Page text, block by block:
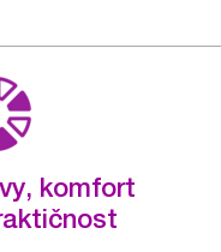
komfort